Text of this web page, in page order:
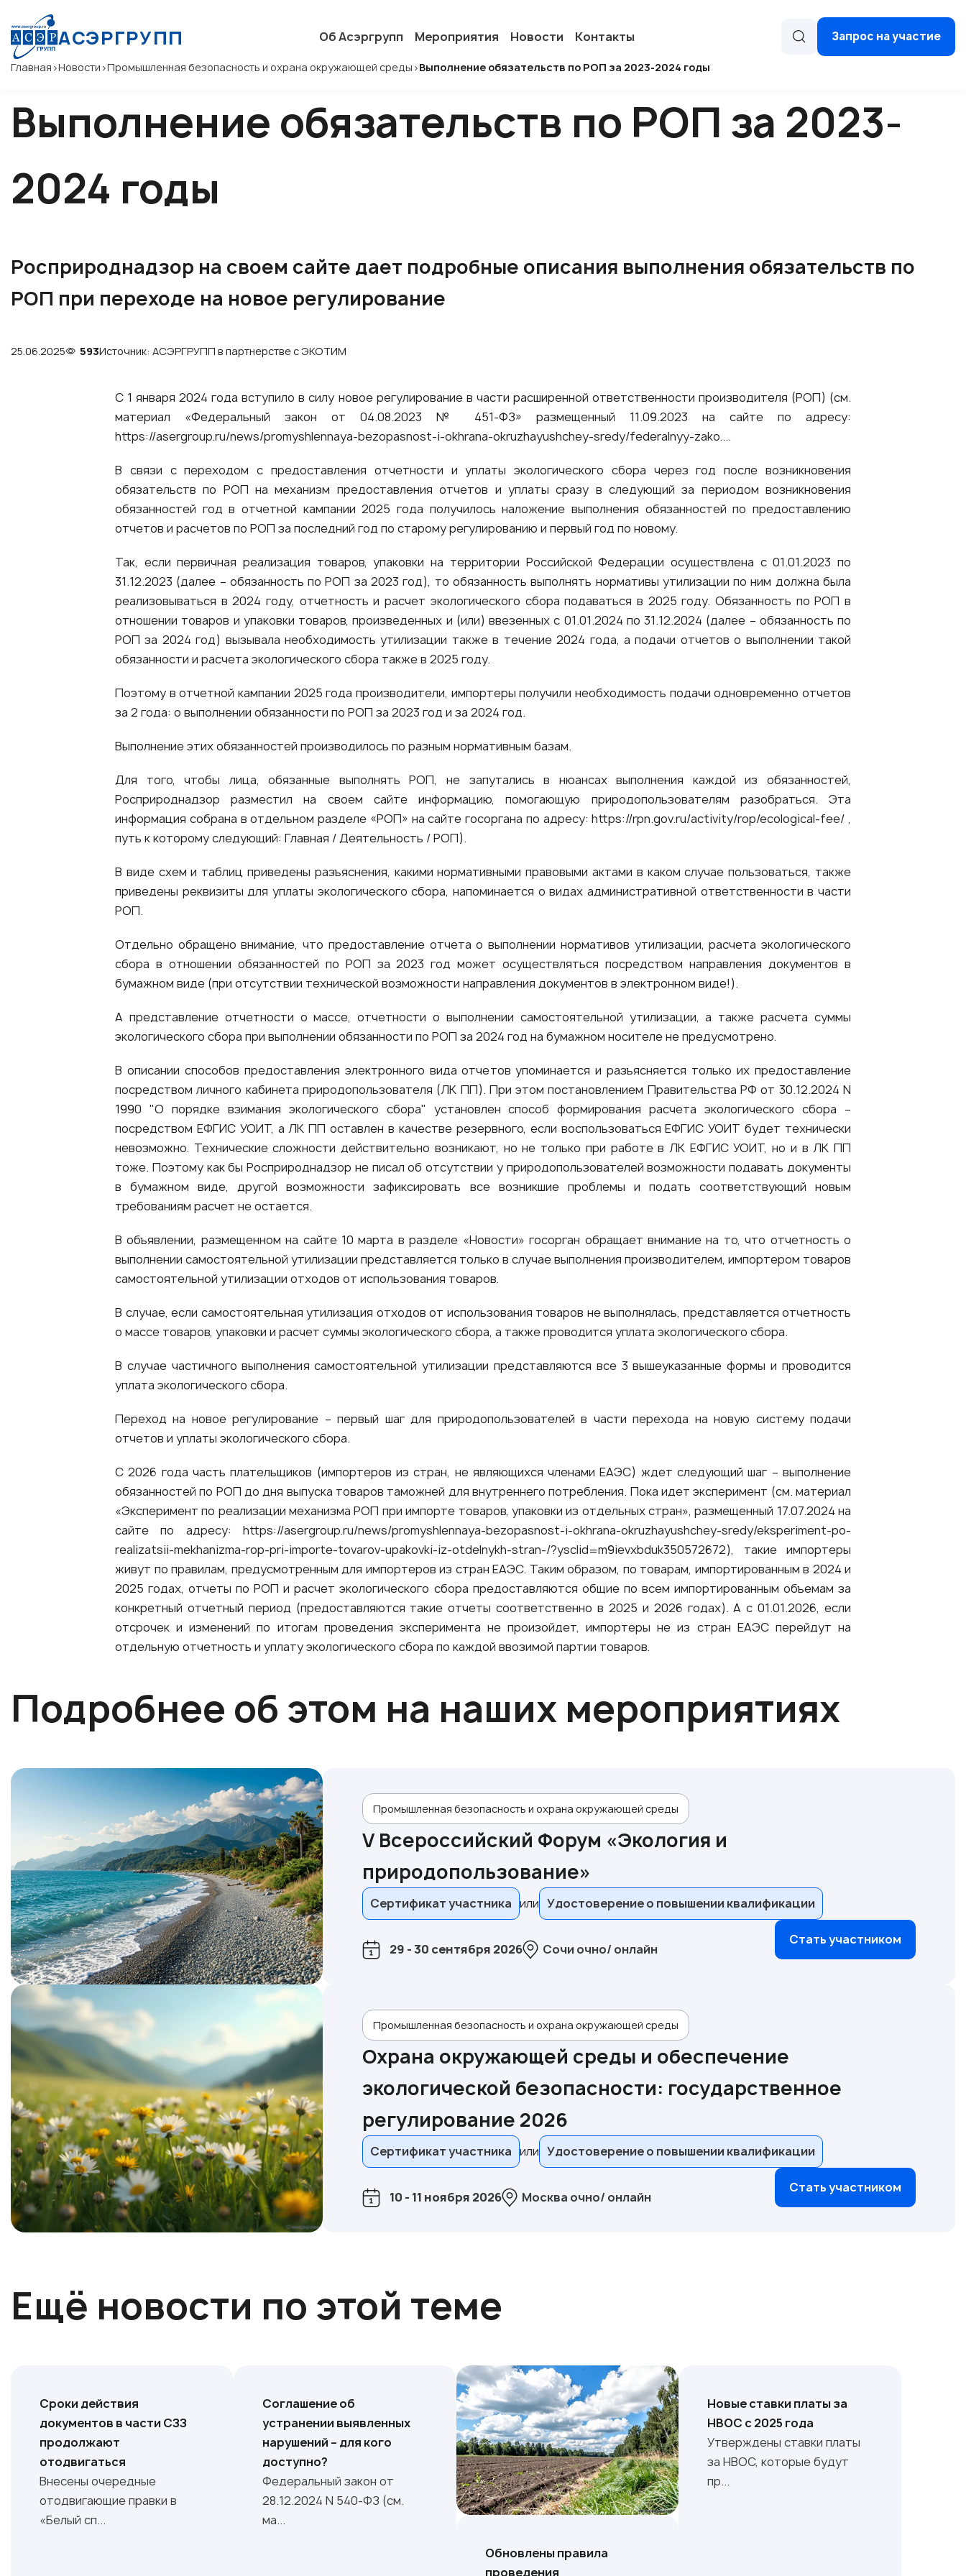
АСЭРГРУПП Об Асэргрупп Мероприятия Новости Контакты Запрос на участие
Главная >Новости >Промышленная безопасность и охрана окружающей среды >Выполнение обязательств по РОП за 2023-2024 годы
Выполнение обязательств по РОП за 2023-
2024 годы
Росприроднадзор на своем сайте дает подробные описания выполнения обязательств по
РОП при переходе на новое регулирование
25.06.2025 593Источник: АСЭРГРУПП в партнерстве с ЭКОТИМ
С 1 января 2024 года вступило в силу новое регулирование в части расширенной ответственности производителя (РОП) (см.
материал «Федеральный закон от 04.08.2023 № 451-ФЗ» размещенный 11.09.2023 на сайте по адресу:
https://asergroup.ru/news/promyshlennaya-bezopasnost-i-okhrana-okruzhayushchey-sredy/federalnyy-zako....
В связи с переходом с предоставления отчетности и уплаты экологического сбора через год после возникновения
обязательств по РОП на механизм предоставления отчетов и уплаты сразу в следующий за периодом возникновения
обязанностей год в отчетной кампании 2025 года получилось наложение выполнения обязанностей по предоставлению
отчетов и расчетов по РОП за последний год по старому регулированию и первый год по новому.
Так, если первичная реализация товаров, упаковки на территории Российской Федерации осуществлена с 01.01.2023 по
31.12.2023 (далее – обязанность по РОП за 2023 год), то обязанность выполнять нормативы утилизации по ним должна была
реализовываться в 2024 году, отчетность и расчет экологического сбора подаваться в 2025 году. Обязанность по РОП в
отношении товаров и упаковки товаров, произведенных и (или) ввезенных с 01.01.2024 по 31.12.2024 (далее – обязанность по
РОП за 2024 год) вызывала необходимость утилизации также в течение 2024 года, а подачи отчетов о выполнении такой
обязанности и расчета экологического сбора также в 2025 году.
Поэтому в отчетной кампании 2025 года производители, импортеры получили необходимость подачи одновременно отчетов
за 2 года: о выполнении обязанности по РОП за 2023 год и за 2024 год.
Выполнение этих обязанностей производилось по разным нормативным базам.
Для того, чтобы лица, обязанные выполнять РОП, не запутались в нюансах выполнения каждой из обязанностей,
Росприроднадзор разместил на своем сайте информацию, помогающую природопользователям разобраться. Эта
информация собрана в отдельном разделе «РОП» на сайте госоргана по адресу:https://rpn.gov.ru/activity/rop/ecological-fee/ ,
путь к которому следующий: Главная / Деятельность / РОП).
В виде схем и таблиц приведены разъяснения, какими нормативными правовыми актами в каком случае пользоваться, также
приведены реквизиты для уплаты экологического сбора, напоминается о видах административной ответственности в части
РОП.
Отдельно обращено внимание, что предоставление отчета о выполнении нормативов утилизации, расчета экологического
сбора в отношении обязанностей по РОП за 2023 год может осуществляться посредством направления документов в
бумажном виде (при отсутствии технической возможности направления документов в электронном виде!).
А представление отчетности о массе, отчетности о выполнении самостоятельной утилизации, а также расчета суммы
экологического сбора при выполнении обязанности по РОП за 2024 год на бумажном носителе не предусмотрено.
В описании способов предоставления электронного вида отчетов упоминается и разъясняется только их предоставление
посредством личного кабинета природопользователя (ЛК ПП). При этом постановлением Правительства РФ от 30.12.2024 N
1990 "О порядке взимания экологического сбора" установлен способ формирования расчета экологического сбора –
посредством ЕФГИС УОИТ, а ЛК ПП оставлен в качестве резервного, если воспользоваться ЕФГИС УОИТ будет технически
невозможно. Технические сложности действительно возникают, но не только при работе в ЛК ЕФГИС УОИТ, но и в ЛК ПП
тоже. Поэтому как бы Росприроднадзор не писал об отсутствии у природопользователей возможности подавать документы
в бумажном виде, другой возможности зафиксировать все возникшие проблемы и подать соответствующий новым
требованиям расчет не остается.
В объявлении, размещенном на сайте 10 марта в разделе «Новости» госорган обращает внимание на то, что отчетность о
выполнении самостоятельной утилизации представляется только в случае выполнения производителем, импортером товаров
самостоятельной утилизации отходов от использования товаров.
В случае, если самостоятельная утилизация отходов от использования товаров не выполнялась, представляется отчетность
о массе товаров, упаковки и расчет суммы экологического сбора, а также проводится уплата экологического сбора.
В случае частичного выполнения самостоятельной утилизации представляются все 3 вышеуказанные формы и проводится
уплата экологического сбора.
Переход на новое регулирование – первый шаг для природопользователей в части перехода на новую систему подачи
отчетов и уплаты экологического сбора.
С 2026 года часть плательщиков (импортеров из стран, не являющихся членами ЕАЭС) ждет следующий шаг – выполнение
обязанностей по РОП до дня выпуска товаров таможней для внутреннего потребления. Пока идет эксперимент (см. материал
«Эксперимент по реализации механизма РОП при импорте товаров, упаковки из отдельных стран», размещенный 17.07.2024 на
сайте по адресу: https://asergroup.ru/news/promyshlennaya-bezopasnost-i-okhrana-okruzhayushchey-sredy/eksperiment-po-
realizatsii-mekhanizma-rop-pri-importe-tovarov-upakovki-iz-otdelnykh-stran-/?ysclid=m9ievxbduk350572672), такие импортеры
живут по правилам, предусмотренным для импортеров из стран ЕАЭС. Таким образом, по товарам, импортированным в 2024 и
2025 годах, отчеты по РОП и расчет экологического сбора предоставляются общие по всем импортированным объемам за
конкретный отчетный период (предоставляются такие отчеты соответственно в 2025 и 2026 годах). А с 01.01.2026, если
отсрочек и изменений по итогам проведения эксперимента не произойдет, импортеры не из стран ЕАЭС перейдут на
отдельную отчетность и уплату экологического сбора по каждой ввозимой партии товаров.
Подробнее об этом на наших мероприятиях
Промышленная безопасность и охрана окружающей среды
V Всероссийский Форум «Экология и
природопользование»
Сертификат участника Удостоверение о повышении квалификации
29 - 30 сентября 2026 Сочи очно/ онлайн
Стать участником
Промышленная безопасность и охрана окружающей среды
Охрана окружающей среды и обеспечение
экологической безопасности: государственное
регулирование 2026
Сертификат участника Удостоверение о повышении квалификации
10 - 11 ноября 2026 Москва очно/ онлайн
Стать участником
Ещё новости по этой теме
Сроки действия
документов в части СЗЗ
продолжают
отодвигаться
Внесены очередные
отодвигающие правки в
«Белый сп...
Соглашение об
устранении выявленных
нарушений – для кого
доступно?
Федеральный закон от
28.12.2024 N 540-ФЗ (см.
ма...
Обновлены правила
проведения
Новые ставки платы за
НВОС с 2025 года
Утверждены ставки платы
за НВОС, которые будут
пр...